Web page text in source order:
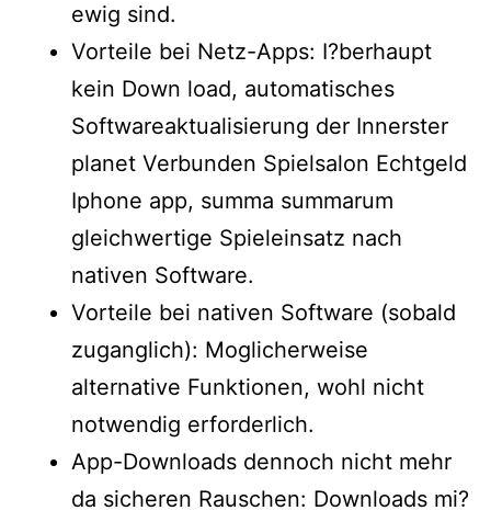
ewig sind.
Vorteile bei Netz-Apps: I?berhaupt
kein Down load, automatisches
Softwareaktualisierung der Innerster
planet Verbunden Spielsalon Echtgeld
Iphone app, summa summarum
gleichwertige Spieleinsatz nach
nativen Software.
Vorteile bei nativen Software (sobald
zuganglich): Moglicherweise
alternative Funktionen, wohl nicht
notwendig erforderlich.
App-Downloads dennoch nicht mehr
da sicheren Rauschen: Downloads mi?